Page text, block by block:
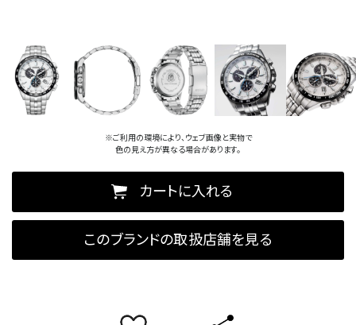
※ご利用の環境により、ウェブ画像と実物で
色の見え方が異なる場合があります。
カートに入れる
このブランドの取扱店舗を見る